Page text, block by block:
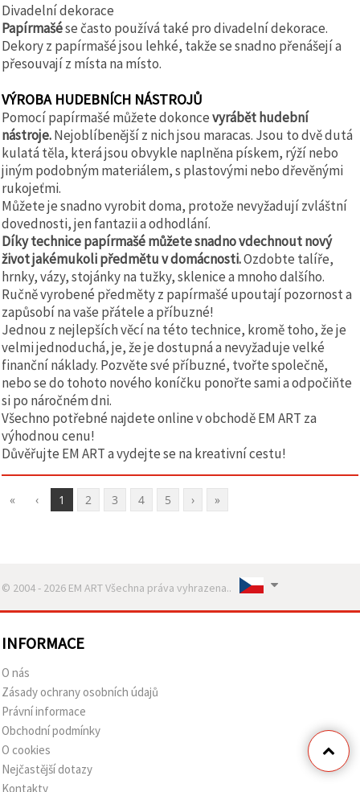
Divadelní dekorace
Papírmašése často používá také pro divadelní dekorace.
Dekory z papírmašé jsou lehké, takže se snadno přenášejí a
přesouvají z místa na místo.
VÝROBA HUDEBNÍCH NÁSTROJŮ
Pomocí papírmašé můžete dokoncevyrábět hudební
nástroje.Nejoblíbenější z nich jsou maracas. Jsou to dvě dutá
kulatá těla, která jsou obvykle naplněna pískem, rýží nebo
jiným podobným materiálem, s plastovými nebo dřevěnými
rukojeťmi.
Můžete je snadno vyrobit doma, protože nevyžadují zvláštní
dovednosti, jen fantazii a odhodlání.
Díky technice papírmašé můžete snadno vdechnout nový
život jakémukoli předmětu v domácnosti.Ozdobte talíře,
hrnky, vázy, stojánky na tužky, sklenice a mnoho dalšího.
Ručně vyrobené předměty z papírmašé upoutají pozornost a
zapůsobí na vaše přátele a příbuzné!
Jednou z nejlepších věcí na této technice, kromě toho, že je
velmi jednoduchá, je, že je dostupná a nevyžaduje velké
finanční náklady. Pozvěte své příbuzné, tvořte společně,
nebo se do tohoto nového koníčku ponořte sami a odpočiňte
si po náročném dni.
Všechno potřebné najdete online v obchodě EM ART za
výhodnou cenu!
Důvěřujte EM ART a vydejte se na kreativní cestu!
« ‹ 1 2 3 4 5 › »
© 2004 - 2026 EM ART Všechna práva vyhrazena..
INFORMACE
O nás
Zásady ochrany osobních údajů
Právní informace
Obchodní podmínky
O cookies
Nejčastější dotazy
Kontakty